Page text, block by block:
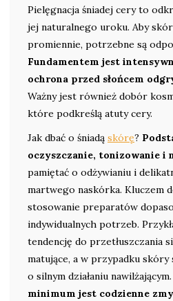
Pielęgnacja śniadej cery to
jej naturalnego uroku. Aby
promiennie, potrzebne są
Fundamentem jest
ochrona przed słońcem
Ważny jest również dobór
które podkreślą atuty cery.
Jak dbać o śniadą skórę?
oczyszczanie, tonizowanie i
pamiętać o odżywianiu i
martwego naskórka. Kluczem
stosowanie preparatów
indywidualnych potrzeb.
tendencję do przetłuszczania
matujące, a w przypadku skóry
o silnym działaniu nawilżającym.
minimum jest codzienne